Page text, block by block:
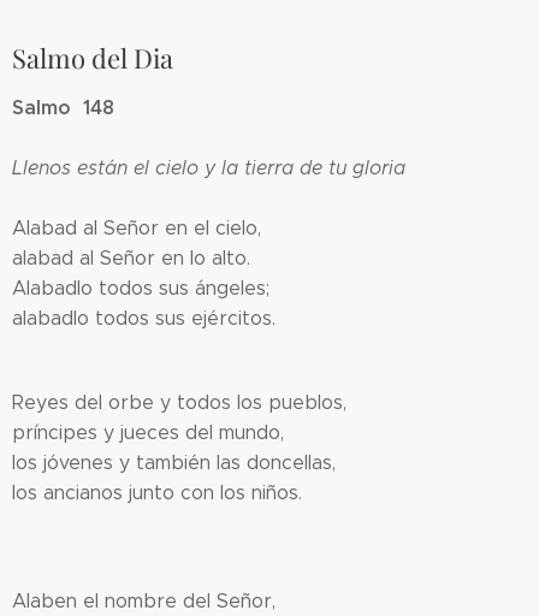
Salmo del Dia
Salmo 148
Llenos están el cielo y la tierra de tu gloria
Alabad al Señor en el cielo,
alabad al Señor en lo alto.
Alabadlo todos sus ángeles;
alabadlo todos sus ejércitos.
Reyes del orbe y todos los pueblos,
príncipes y jueces del mundo,
los jóvenes y también las doncellas,
los ancianos junto con los niños.
Alaben el nombre del Señor,